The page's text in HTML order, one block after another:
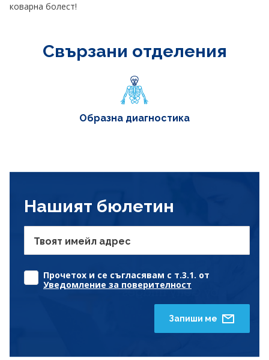
коварна болест!
Свързани отделения
Образна диагностика
Нашият бюлетин
Твоят имейл адрес
Прочетох и се съгласявам с т.3.1. от
Уведомление за поверителност
Запиши ме